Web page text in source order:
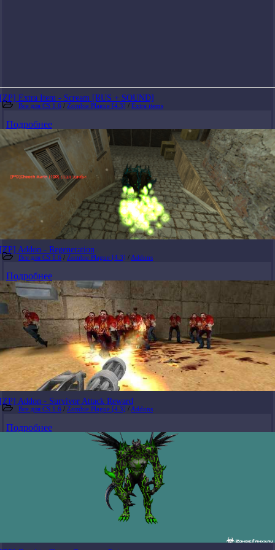
[ZP] Extra Item - Scream [RUS + SOUND]
Все для CS 1.6 / Zombie Plague [4.3] / Extra items
Подробнее
[ZP] Addon - Regeneration
Все для CS 1.6 / Zombie Plague [4.3] / Addons
Подробнее
[ZP] Addon - Survivor Attack Reward
Все для CS 1.6 / Zombie Plague [4.3] / Addons
Подробнее